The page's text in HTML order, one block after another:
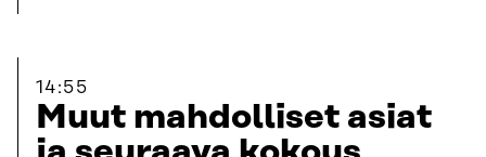
14:55
Muut mahdolliset asiat